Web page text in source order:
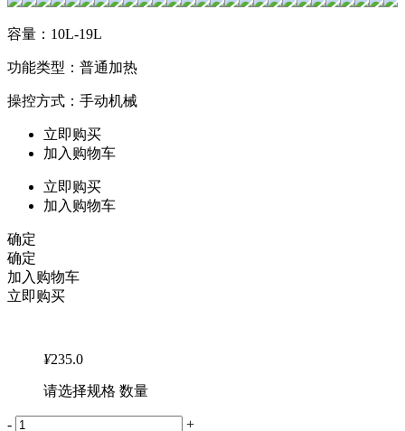
容量：10L-19L
功能类型：普通加热
操控方式：手动机械
立即购买
加入购物车
立即购买
加入购物车
确定
确定
加入购物车
立即购买
¥235.0
请选择规格 数量
-
+